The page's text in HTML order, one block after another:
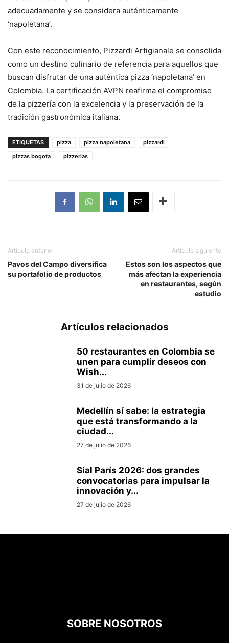
adecuadamente y se considera auténticamente
‘napoletana’.
Con este reconocimiento, Pizzardi Artigianale se consolida
como un destino culinario de referencia para aquellos que
buscan disfrutar de una auténtica pizza ‘napoletana’ en
Colombia. La certificación AVPN reafirma el compromiso
de la pizzería con la excelencia y la preservación de la
tradición gastronómica italiana.
ETIQUETAS pizza pizza napoletana
pizzardi
pizzas bogota
pizzerias
Artículo anterior
Pavos del Campo diversifica
su portafolio de productos
Artículo siguiente
Estos son los aspectos que
más afectan la experiencia
en restaurantes, según
estudio
Artículos relacionados
50 restaurantes en Colombia se
unen para cumplir deseos con
Wish...
31 de julio de 2026
Medellín sí sabe: la estrategia
que está transformando a la
ciudad...
27 de julio de 2026
Sial París 2026: dos grandes
convocatorias para impulsar la
innovación y...
27 de julio de 2026
SOBRE NOSOTROS